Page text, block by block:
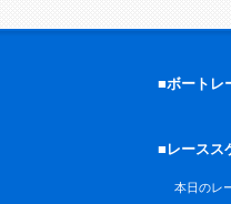
■ボートレ
■レースス
本日のレ